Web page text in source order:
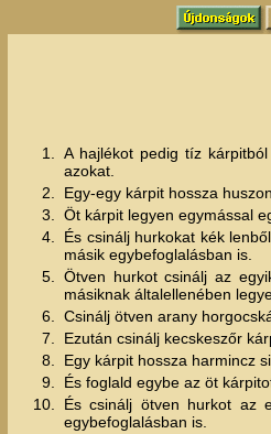
1.
A hajlékot pedig tíz
azokat.
2.
Egy-egy kárpit hossza
3.
Öt kárpit legyen egymással
4.
És csinálj hurkokat kék
másik egybefoglalásban is.
5.
Ötven hurkot csinálj az
másiknak általellenében
6.
Csinálj ötven arany
7.
Ezután csinálj kecskeszőr
8.
Egy kárpit hossza harmincz
9.
És foglald egybe az öt
10.
És csinálj ötven hurkot az
egybefoglalásban is.